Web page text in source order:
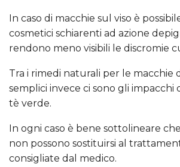
In caso di macchie sul viso è
cosmetici schiarenti ad azione
rendono meno visibili le discromie
Tra i rimedi naturali per le macchie
semplici invece ci sono gli impacchi
tè verde.
In ogni caso è bene sottolineare
non possono sostituirsi al
consigliate dal medico.